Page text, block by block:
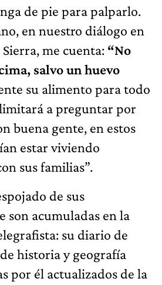
de pie para palparlo.
en nuestro diálogo en
me cuenta: “No
salvo un huevo
su alimento para todo
a preguntar por
buena gente, en estos
estar viviendo
sus familias”.
de sus
son acumuladas en la
su diario de
historia y geografía
por él actualizados de la